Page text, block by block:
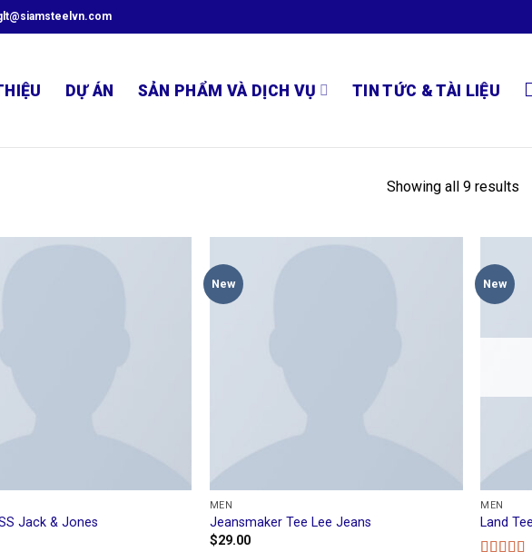
DỰ ÁN SẢN PHẨM VÀ DỊCH VỤ TIN TỨC & TÀI LIỆU
Showing all 9 results
Jack & Jones
New
MEN
Jeansmaker Tee Lee Jeans
$29.00
New
MEN
Land